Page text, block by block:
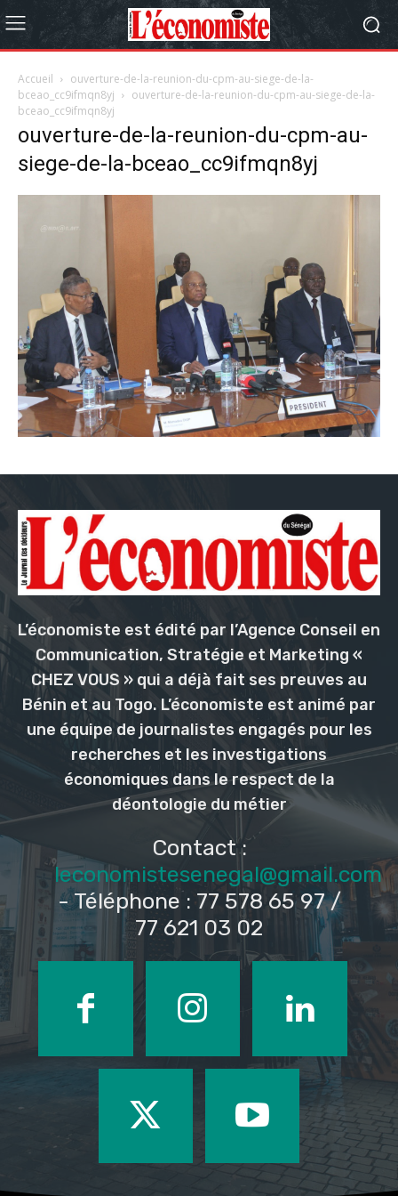
Accueil
ouverture-de-la-reunion-du-cpm-au-siege-de-la-
bceao_cc9ifmqn8yj
ouverture-de-la-reunion-du-cpm-au-siege-de-la-
bceao_cc9ifmqn8yj
ouverture-de-la-reunion-du-cpm-au-
siege-de-la-bceao_cc9ifmqn8yj
L’économiste est édité par l’Agence Conseil en
Communication, Stratégie et Marketing «
CHEZ VOUS » qui a déjà fait ses preuves au
Bénin et au Togo. L’économiste est animé par
une équipe de journalistes engagés pour les
recherches et les investigations
économiques dans le respect de la
déontologie du métier
Contact :
leconomistesenegal@gmail.com
- Téléphone : 77 578 65 97 /
77 621 03 02